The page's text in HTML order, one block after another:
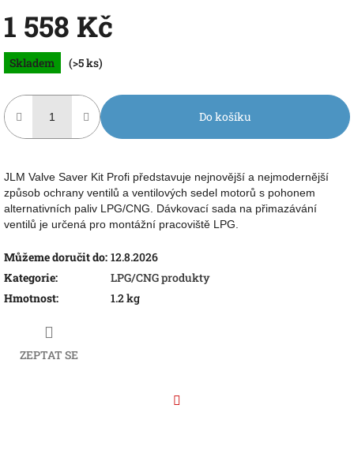
1 558 Kč
Měrná
cena:
Skladem (>5 ks)
Do košíku
JLM Valve Saver Kit Profi představuje nejnovější a nejmodernější
způsob ochrany ventilů a ventilových sedel motorů s pohonem
alternativních paliv LPG/CNG. Dávkovací sada na přimazávání
ventilů je určená pro montážní pracoviště LPG.
Můžeme doručit do: 12.8.2026
Kategorie:
LPG/CNG produkty
Hmotnost: 1.2 kg
ZEPTAT SE